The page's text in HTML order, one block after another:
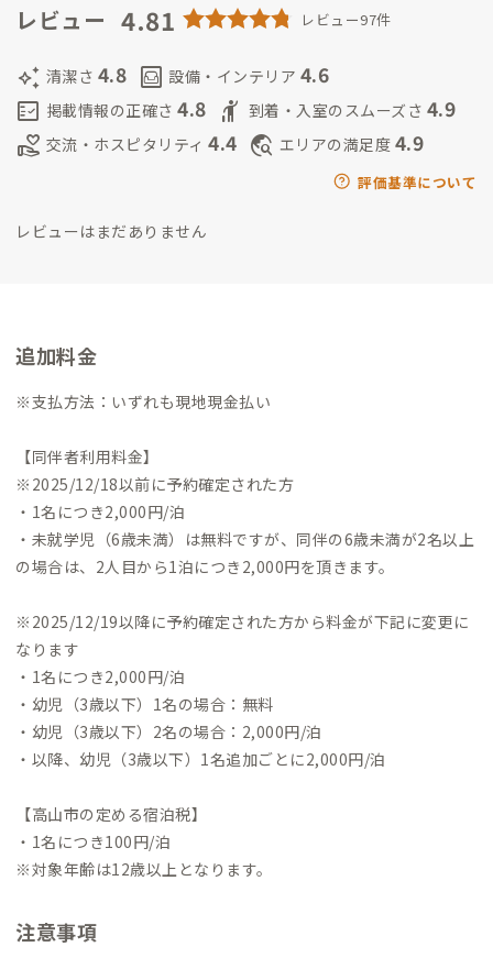
「東海北陸自動車道」 → 「中部縦貫自動車道：高山IC」 → 「国
へ約15分で「力車イン」到着。
分。
レビュー 4.81 レビュー97件
auto_awesome 清潔さ 4.8 living 設備・インテリア 4.6
fact_check 掲載情報の正確さ 4.8 hail 到着・入室のスムーズさ 4.9
volunteer_activism 交流・ホスピタリティ 4.4 travel_explore エリアの満足度 4.9
評価基準について
レビューはまだありません
追加料金
※支払方法：いずれも現地現金払い
【同伴者利用料金】
※2025/12/18以前に予約確定された方
・1名につき2,000円/泊
・未就学児（6歳未満）は無料ですが、同伴の6歳未満が2名以上
の場合は、2人目から1泊につき2,000円を頂きます。
※2025/12/19以降に予約確定された方から料金が下記に変更に
なります
・1名につき2,000円/泊
・幼児（3歳以下）1名の場合：無料
・幼児（3歳以下）2名の場合：2,000円/泊
・以降、幼児（3歳以下）1名追加ごとに2,000円/泊
【高山市の定める宿泊税】
・1名につき100円/泊
※対象年齢は12歳以上となります。
注意事項